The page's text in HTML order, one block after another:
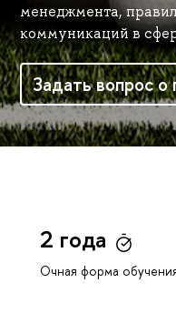
менеджмента,
коммуникаций в
Задать вопрос о
2 года
Очная форма